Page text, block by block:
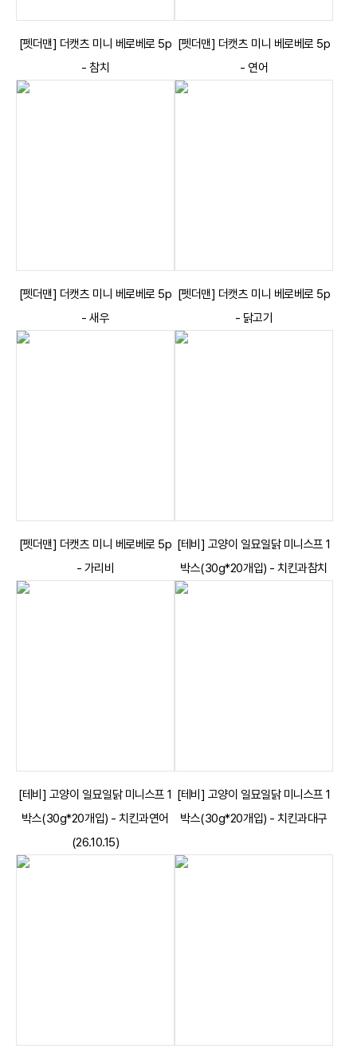
[펫더맨] 더캣츠 미니 베로베로 5p
- 참치
[펫더맨] 더캣츠 미니 베로베로 5p
- 연어
[펫더맨] 더캣츠 미니 베로베로 5p
- 새우
[펫더맨] 더캣츠 미니 베로베로 5p
- 닭고기
[펫더맨] 더캣츠 미니 베로베로 5p
- 가리비
[테비] 고양이 일묘일닭 미니스프 1
박스(30g*20개입) - 치킨과참치
[테비] 고양이 일묘일닭 미니스프 1
박스(30g*20개입) - 치킨과연어
(26.10.15)
[테비] 고양이 일묘일닭 미니스프 1
박스(30g*20개입) - 치킨과대구